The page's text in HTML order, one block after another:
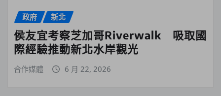
政府 新北
侯友宜考察芝加哥Riverwalk 吸取國
際經驗推動新北水岸觀光
合作媒體 6 月 22, 2026